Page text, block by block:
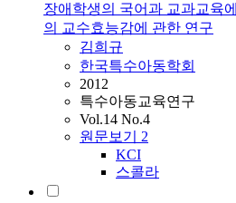
장애학생의 국어과 교과교육
의 교수효능감에 관한 연구
김희규
한국특수아동학회
2012
특수아동교육연구
Vol.14 No.4
원문보기 2
KCI
스콜라